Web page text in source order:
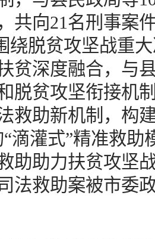
共向21名刑事案
绕脱贫攻坚战重
贫深度融合，与
脱贫攻坚衔接机
救助新机制，构
滴灌式”精准救
助助力扶贫攻坚
法救助案被市委